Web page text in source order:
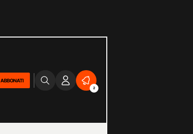
ABBONATI
2